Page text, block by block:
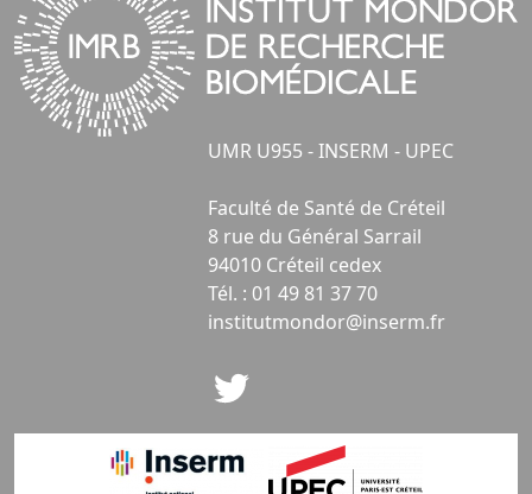
UMR U955 - INSERM - UPEC
Faculté de Santé de Créteil
8 rue du Général Sarrail
94010 Créteil cedex
Tél. : 01 49 81 37 70
institutmondor@inserm.fr